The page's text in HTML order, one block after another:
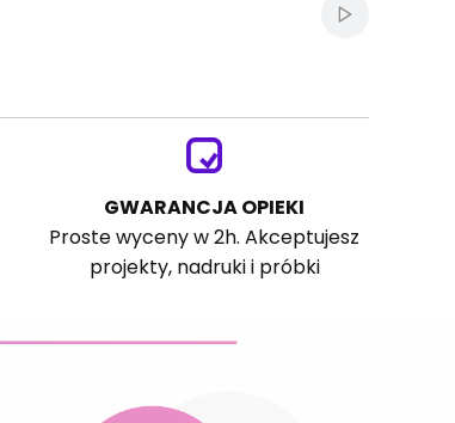
Włącz
GWARANCJA OPIEKI
Proste wyceny w 2h. Akceptujesz
projekty, nadruki i próbki